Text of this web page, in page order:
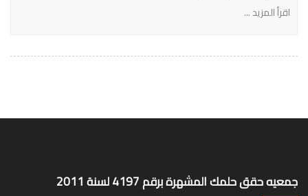
اقرأ المزيد ...
جمعيه حقق حلمك المشهرة برقم 4197 لسنة 2011